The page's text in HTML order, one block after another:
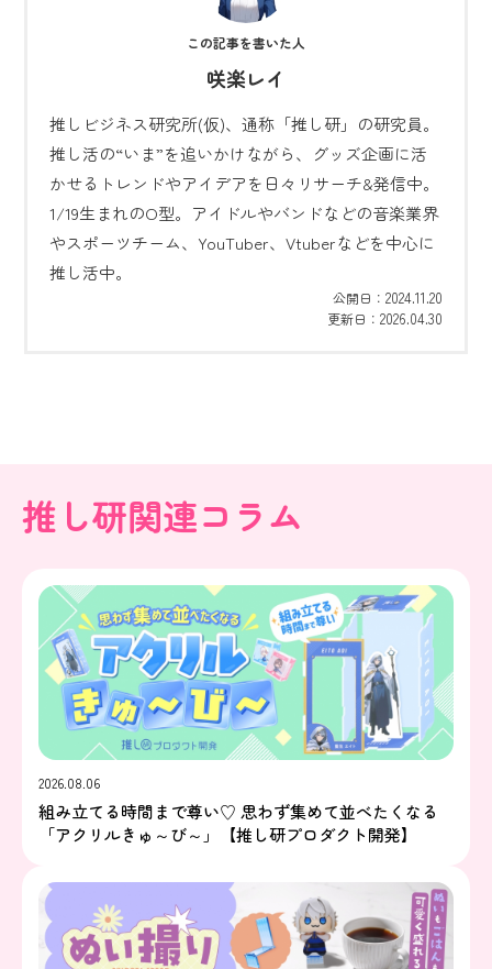
咲楽レイ
推しビジネス研究所(仮)、通称「推し研」の研究員。
推し活の“いま”を追いかけながら、グッズ企画に活
かせるトレンドやアイデアを日々リサーチ&発信中。
1/19生まれのO型。アイドルやバンドなどの音楽業界
やスポーツチーム、YouTuber、Vtuberなどを中心に
推し活中。
公開日： 2024.11.20
更新日： 2026.04.30
推し研関連コラム
2026.08.06
組み立てる時間まで尊い♡ 思わず集めて並べたくなる
「アクリルきゅ～び～」【推し研プロダクト開発】